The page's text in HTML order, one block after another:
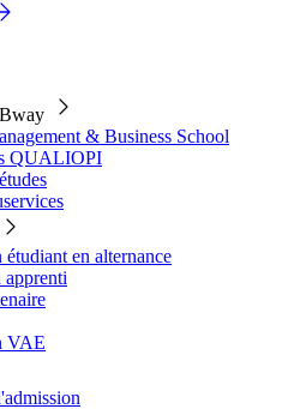
& Business School
QUALIOPI
en alternance
apprenti
VAE